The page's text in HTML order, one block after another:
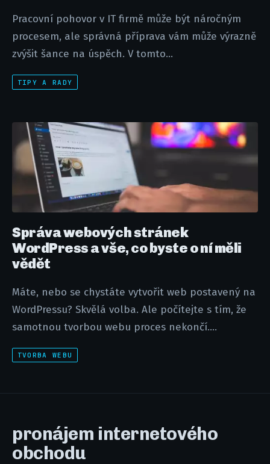
Pracovní pohovor v IT firmě může být náročným
procesem, ale správná příprava vám může výrazně
zvýšit šance na úspěch. V tomto...
TIPY A RADY
Správa webových stránek
WordPress a vše, co byste o ní měli
vědět
Máte, nebo se chystáte vytvořit web postavený na
WordPressu? Skvělá volba. Ale počítejte s tím, že
samotnou tvorbou webu proces nekončí....
TVORBA WEBU
pronájem internetového
obchodu